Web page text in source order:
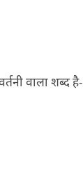
वाला शब्द है-